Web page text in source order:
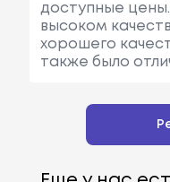
доступные
высоком
хорошего
также было